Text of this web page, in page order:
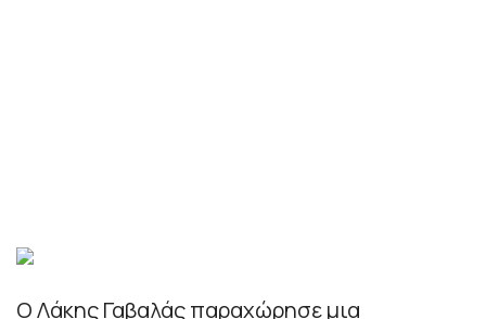
Ο Λάκης Γαβαλάς παραχώρησε μια